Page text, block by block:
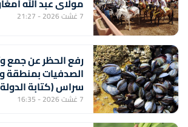
7 غشت 2026 - 21:27
رفع الحظر عن جمع
الصدفيات بمنطقة
سراس (كتابة
7 غشت 2026 - 16:35